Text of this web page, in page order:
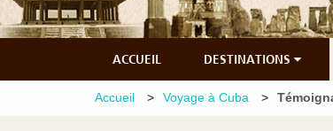
ACCUEIL DESTINATIONS
Accueil Voyage à Cuba